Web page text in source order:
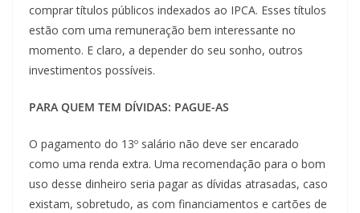
comprar títulos públicos indexados ao IPCA. Esses títulos
estão com uma remuneração bem interessante no
momento. E claro, a depender do seu sonho, outros
investimentos possíveis.
PARA QUEM TEM DÍVIDAS: PAGUE-AS
O pagamento do 13º salário não deve ser encarado
como uma renda extra. Uma recomendação para o bom
uso desse dinheiro seria pagar as dívidas atrasadas, caso
existam, sobretudo, as com financiamentos e cartões de